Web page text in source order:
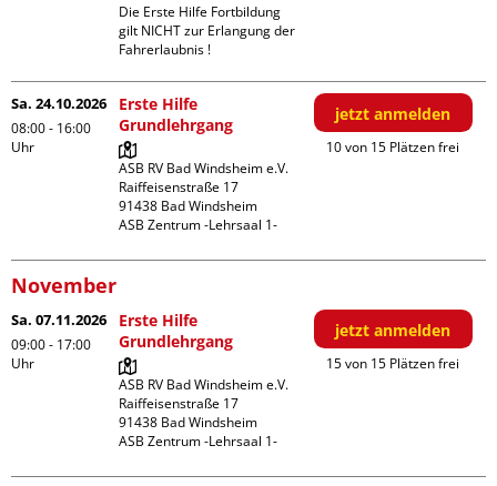
Die Erste Hilfe Fortbildung
gilt NICHT zur Erlangung der
Fahrerlaubnis !
Sa. 24.10.2026
08:00 - 16:00
Uhr
Erste Hilfe
Grundlehrgang
ASB RV Bad Windsheim e.V.
Raiffeisenstraße 17
91438 Bad Windsheim
ASB Zentrum -Lehrsaal 1-
jetzt anmelden
10 von 15 Plätzen frei
November
Sa. 07.11.2026
09:00 - 17:00
Uhr
Erste Hilfe
Grundlehrgang
ASB RV Bad Windsheim e.V.
Raiffeisenstraße 17
91438 Bad Windsheim
ASB Zentrum -Lehrsaal 1-
jetzt anmelden
15 von 15 Plätzen frei